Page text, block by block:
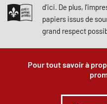
d'ici. De plus,
papiers issus de
grand respect
Pour tout savoir à